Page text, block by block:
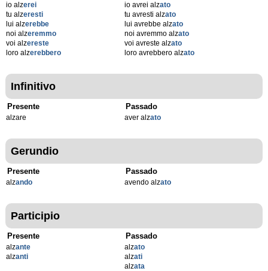
io alzerei
tu alzeresti
lui alzerebbe
noi alzeremmo
voi alzereste
loro alzerebbero
io avrei alzato
tu avresti alzato
lui avrebbe alzato
noi avremmo alzato
voi avreste alzato
loro avrebbero alzato
Infinitivo
Presente
alzare
Passado
aver alzato
Gerundio
Presente
alzando
Passado
avendo alzato
Participio
Presente
alzante
alzanti
Passado
alzato
alzati
alzata